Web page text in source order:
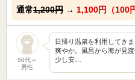
通常1,200円 → 1,100円（100
50代～
男性
日帰り温泉を利用してき
爽やか。風呂から海が見
少し安…